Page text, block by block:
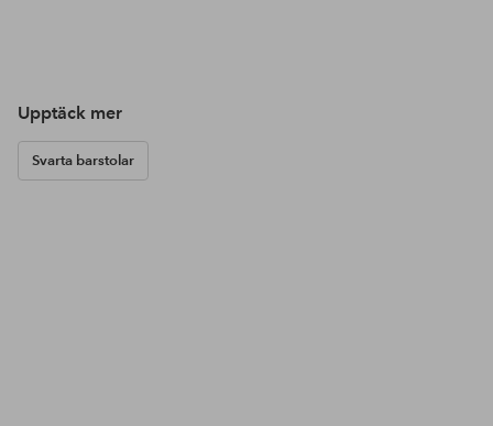
Upptäck mer
Svarta barstolar